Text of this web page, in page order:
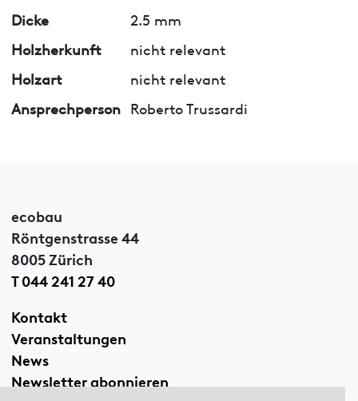
Dicke
2.5 mm
Holzherkunft
nicht relevant
Holzart
nicht relevant
Ansprechperson Roberto Trussardi
ecobau
Röntgenstrasse 44
8005 Zürich
T 044 241 27 40
Kontakt
Veranstaltungen
News
Newsletter abonnieren